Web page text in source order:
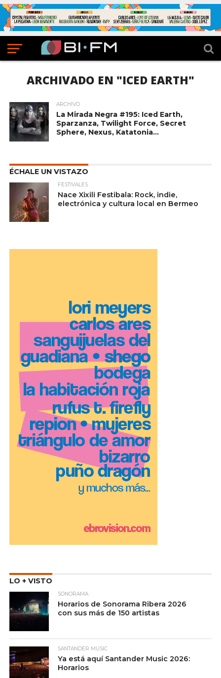
ARCHIVADO EN "ICED EARTH"
ARCHIVO
La Mirada Negra #195: Iced Earth,
Sparzanza, Twilight Force, Secret
Sphere, Nexus, Katatonia…
ÉCHALE UN VISTAZO
FESTIVALES
Nace Xixili Festibala: Rock, indie,
electrónica y cultura local en Bermeo
LO + VISTO
SONORAMA
Horarios de Sonorama Ribera 2026
con sus más de 150 artistas
SANTANDER MUSIC
Ya está aquí Santander Music 2026:
Horarios